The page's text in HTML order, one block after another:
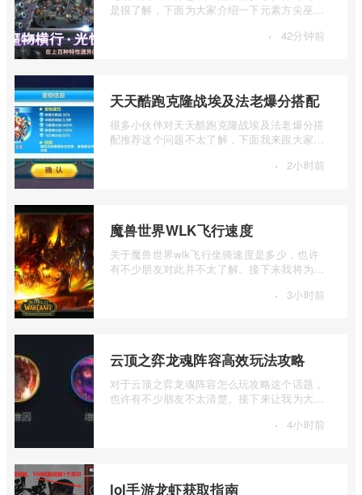
是很了解，下面为大家介绍一下元素方尖巫术
· 42分钟前
天天酷跑克隆战埃及法老爆分搭配
很多小伙伴对天天酷跑克隆战埃及法老爆分搭
配推荐这个问题不太了解，下面我来跟大家介
· 2小时前
魔兽世界WLK飞行速度
关于魔兽世界wlk飞行坐骑速度是多少，也许
有不少朋友对此并不太了解。接下来我将为大
· 3小时前
云顶之弈龙魂阵容高效玩法攻略
对于云顶之弈龙魂阵容怎么玩攻略这个话题，
也许有不少朋友不太清楚。接下来让我为大家
· 4小时前
lol手游龙虾获取指南